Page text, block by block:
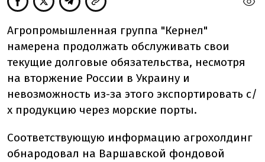
Агропромышленная группа "Кернел"
намерена продолжать обслуживать свои
текущие долговые обязательства, несмотря
на вторжение России в Украину и
невозможность из-за этого экспортировать с/
х продукцию через морские порты.
Соответствующую информацию агрохолдинг
обнародовал на Варшавской фондовой